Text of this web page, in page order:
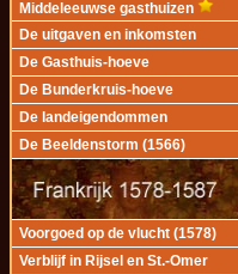
Middeleeuwse gasthuizen
De uitgaven en inkomsten
De Gasthuis-hoeve
De Bunderkruis-hoeve
De landeigendommen
De Beeldenstorm (1566)
Voorgoed op de vlucht (1578)
Verblijf in Rijsel en St.-Omer